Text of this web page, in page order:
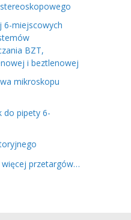
6-miejscowych
BZT,
i beztlenowej
mikroskopu
do pipety 6-
więcej przetargów…